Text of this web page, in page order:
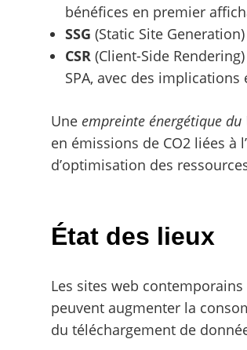
bénéfices en premier
SSG (Static Site
CSR (Client-Side
SPA, avec des
Une empreinte énergétique du
en émissions de CO2 liées à
d’optimisation des
État des lieux
Les sites web
peuvent augmenter la
du téléchargement de